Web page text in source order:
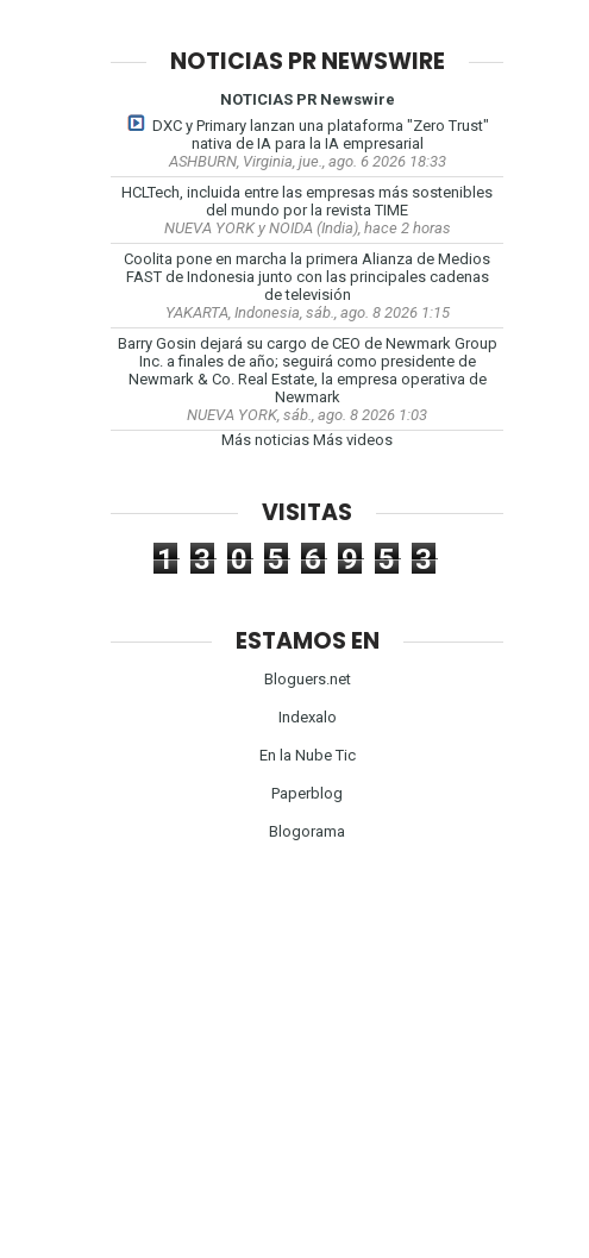
NOTICIAS PR NEWSWIRE
NOTICIAS PR Newswire
DXC y Primary lanzan una plataforma "Zero Trust"
nativa de IA para la IA empresarial
ASHBURN, Virginia, jue., ago. 6 2026 18:33
HCLTech, incluida entre las empresas más sostenibles
del mundo por la revista TIME
NUEVA YORK y NOIDA (India), hace 2 horas
Coolita pone en marcha la primera Alianza de Medios
FAST de Indonesia junto con las principales cadenas
de televisión
YAKARTA, Indonesia, sáb., ago. 8 2026 1:15
Barry Gosin dejará su cargo de CEO de Newmark Group
Inc. a finales de año; seguirá como presidente de
Newmark & Co. Real Estate, la empresa operativa de
Newmark
NUEVA YORK, sáb., ago. 8 2026 1:03
Más noticias Más videos
VISITAS
1 3 0 5 6 9 5 3
ESTAMOS EN
Bloguers.net
Indexalo
En la Nube Tic
Paperblog
Blogorama